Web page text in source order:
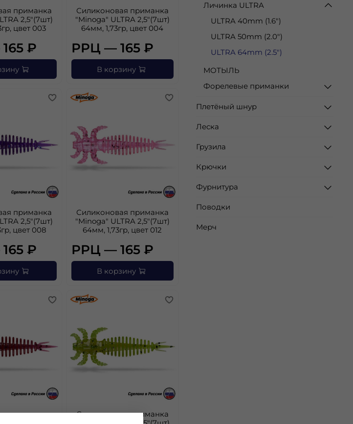
приманка
2,5"(7шт)
цвет 003
₽
Силиконовая приманка
"Minoga" ULTRA 2,5"(7шт)
64мм, 1,73гр, цвет 004
РРЦ — 165 ₽
В корзину
приманка
2,5"(7шт)
цвет 008
₽
Силиконовая приманка
"Minoga" ULTRA 2,5"(7шт)
64мм, 1,73гр, цвет 012
РРЦ — 165 ₽
В корзину
приманка
Силиконовая приманка
Личинка ULTRA
ULTRA 40mm (1.6")
ULTRA 50mm (2.0")
ULTRA 64mm (2.5")
МОТЫЛЬ
Форелевые приманки
Плетёный шнур
Леска
Грузила
Крючки
Фурнитура
Поводки
Мерч